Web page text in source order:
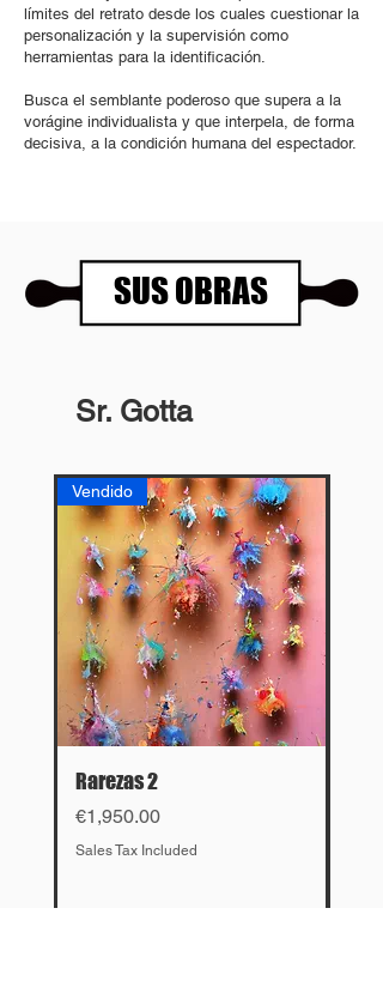
límites del retrato desde los cuales cuestionar la
personalización y la supervisión como
herramientas para la identificación.
Busca el semblante poderoso que supera a la
vorágine individualista y que interpela, de forma
decisiva, a la condición humana del espectador.
SUS OBRAS
Sr. Gotta
Vendido
Rarezas 2
Price
€1,950.00
Sales Tax Included